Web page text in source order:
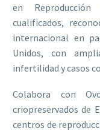
en
cualificados,
internacional en
Unidos, con
infertilidad y casos
Colabora con
criopreservados de
centros de